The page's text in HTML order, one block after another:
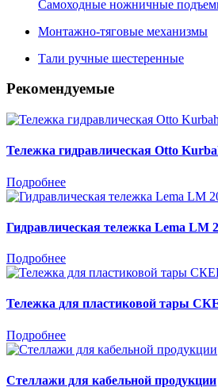
Самоходные ножничные
Монтажно-тяговые механизмы
Тали ручные шестеренные
Рекомендуемые
Тележка гидравлическая Otto
Подробнее
Гидравлическая тележка Lema LM
Подробнее
Тележка для пластиковой тары
Подробнее
Стеллажи для кабельной продукции